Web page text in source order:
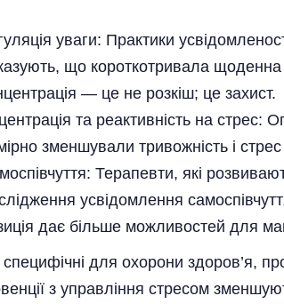
уваги: Практики
що короткотривала щоденна
— це не розкіш; це захист.
та реактивність на
зменшували тривожність і
Терапевти, які
усвідомлення
дає більше можливостей для
для охорони здоров’я,
з управління стресом